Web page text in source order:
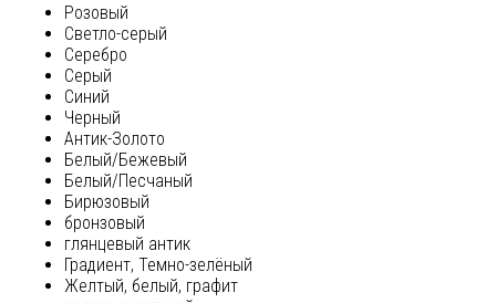
Розовый
Светло-серый
Серебро
Серый
Синий
Черный
Антик-Золото
Белый/Бежевый
Белый/Песчаный
Бирюзовый
бронзовый
глянцевый антик
Градиент, Темно-зелёный
Желтый, белый, графит